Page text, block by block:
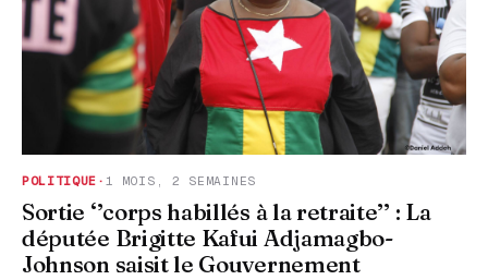
POLITIQUE · 1 MOIS, 2 SEMAINES
Sortie ‘’corps habillés à la retraite’’ : La
députée Brigitte Kafui Adjamagbo-
Johnson saisit le Gouvernement